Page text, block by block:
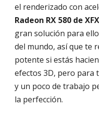
el renderizado con
Radeon RX 580 de XFX
gran solución para
del mundo, así que te
potente si estás
efectos 3D, pero para
y un poco de trabajo
la perfección.